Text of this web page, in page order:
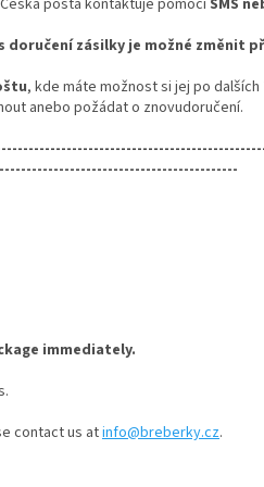
pošta kontaktuje pomocíSMS
doručení zásilky je možné změnit
, kde máte možnost si jej po
anebo požádat o znovudoručení.
immediately.
contact us atinfo@breberky.cz.